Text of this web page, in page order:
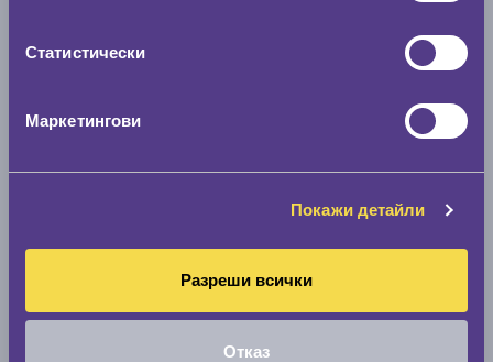
Статистически
Маркетингови
Покажи детайли
Разреши всички
Отказ